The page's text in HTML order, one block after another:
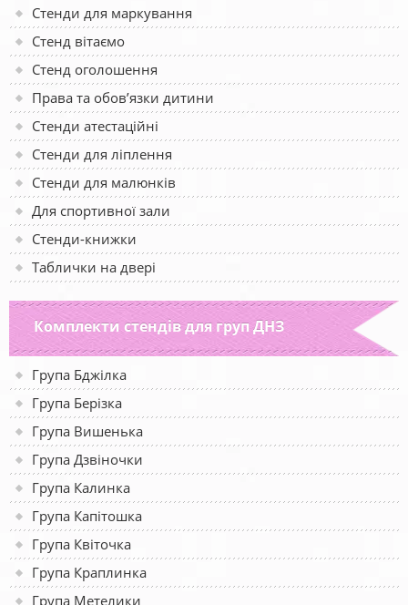
Стенди для маркування
Стенд вітаємо
Стенд оголошення
Права та обов’язки дитини
Стенди атестаційні
Стенди для ліплення
Стенди для малюнків
Для спортивної зали
Стенди-книжки
Таблички на двері
Комплекти стендів для груп ДНЗ
Група Бджілка
Група Берізка
Група Вишенька
Група Дзвіночки
Група Калинка
Група Капітошка
Група Квіточка
Група Краплинка
Група Метелики